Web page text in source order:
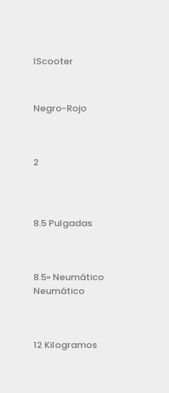
IScooter
Negro-Rojo
2
8.5 Pulgadas
8.5» Neumático
Neumático
12 Kilogramos